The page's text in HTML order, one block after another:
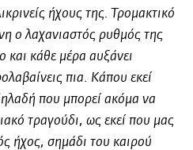
ήχους της. Τρομακτικό
ο λαχανιαστός ρυθμός της
κάθε μέρα αυξάνει
πια. Κάπου εκεί
που μπορεί ακόμα να
τραγούδι, ως εκεί που μας
ήχος, σημάδι του καιρού